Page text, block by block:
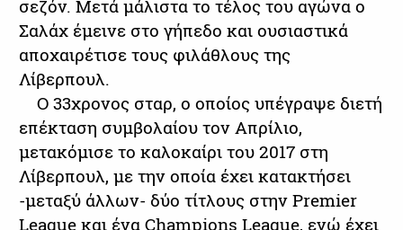
σεζόν. Μετά μάλιστα το τέλος του αγώνα ο
Σαλάχ έμεινε στο γήπεδο και ουσιαστικά
αποχαιρέτισε τους φιλάθλους της
Λίβερπουλ.
Ο 33χρονος σταρ, ο οποίος υπέγραψε διετή
επέκταση συμβολαίου τον Απρίλιο,
μετακόμισε το καλοκαίρι του 2017 στη
Λίβερπουλ, με την οποία έχει κατακτήσει
-μεταξύ άλλων- δύο τίτλους στην Premier
League και ένα Champions League, ενώ έχει